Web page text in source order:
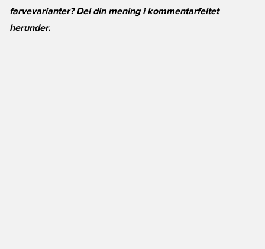
farvevarianter? Del din mening i kommentarfeltet
herunder.